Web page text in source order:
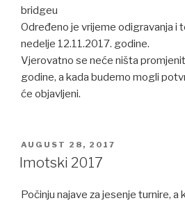
bridgeu
Određeno je vrijeme odigravanja i
nedelje 12.11.2017. godine.
Vjerovatno se neće ništa
godine, a kada budemo mogli
će objavljeni.
POSTED
ON
AUGUST 28, 2017
Imotski 2017
Počinju najave za jesenje turnire, a